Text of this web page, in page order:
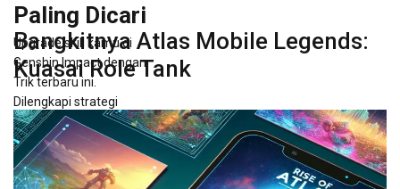
Paling Dicari
Upgrade skill kamu di
Genshin Impact dengan
Trik terbaru ini.
Dilengkapi strategi
praktis dan saran
profesional yang bisa
langsung kamu
terapkan dalam game.
Bangkitnya Atlas Mobile Legends:
Kuasai Role Tank